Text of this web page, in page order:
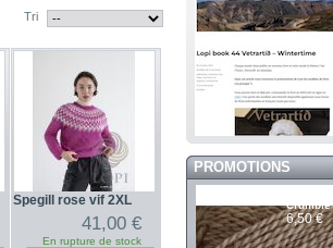
Tri
Spegill rose vif 2XL
41,00 €
En rupture de stock
PROMOTIONS
Crumble
6,50 €